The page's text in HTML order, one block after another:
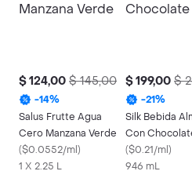
$ 124,00 $ 145,00
-14%
Salus Frutte Agua
Cero Manzana Verde
($0.0552/ml)
1 X 2.25 L
$ 199,00 $
-21%
Silk Bebida
Con
($0.21/ml)
946 mL